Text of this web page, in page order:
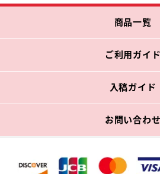
商品一覧
ご利用ガイド
入稿ガイド
お問い合わせ